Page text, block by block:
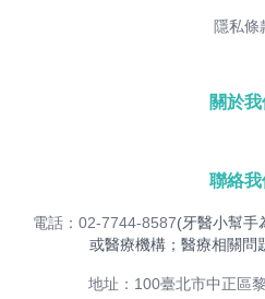
隱私條
關於我
聯絡我
電話：02-7744-8587(牙醫小幫手
或醫療機構；醫療相關問
地址：100臺北市中正區